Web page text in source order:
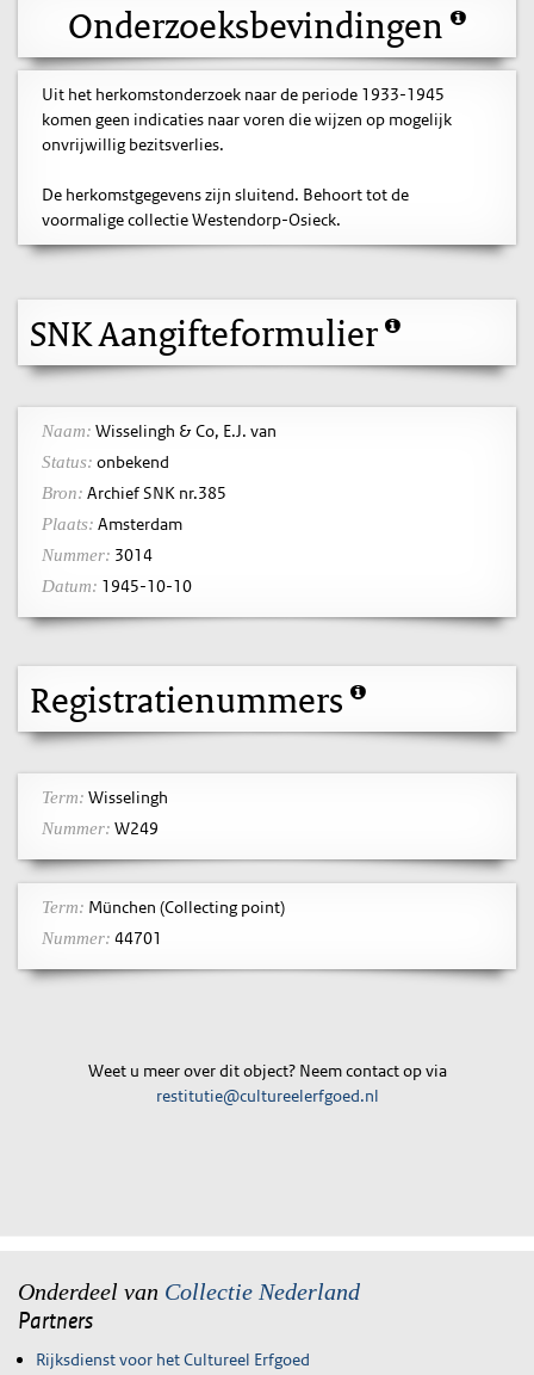
Onderzoeksbevindingen
Uit het herkomstonderzoek naar de periode 1933-1945
komen geen indicaties naar voren die wijzen op mogelijk
onvrijwillig bezitsverlies.
De herkomstgegevens zijn sluitend. Behoort tot de
voormalige collectie Westendorp-Osieck.
SNK Aangifteformulier
Naam: Wisselingh & Co, E.J. van
Status: onbekend
Bron: Archief SNK nr.385
Plaats: Amsterdam
Nummer: 3014
Datum: 1945-10-10
Registratienummers
Term: Wisselingh
Nummer: W249
Term: München (Collecting point)
Nummer: 44701
Weet u meer over dit object? Neem contact op via
restitutie@cultureelerfgoed.nl
Onderdeel van Collectie Nederland
Partners
Rijksdienst voor het Cultureel Erfgoed